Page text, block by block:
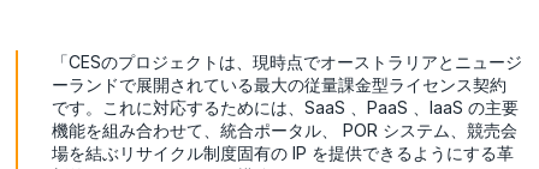
「CESのプロジェクトは、現時点でオーストラリアとニュージ
ーランドで展開されている最大の従量課金型ライセンス契約
です。これに対応するためには、SaaS 、PaaS 、IaaS の主要
機能を組み合わせて、統合ポータル、 POR システム、競売会
場を結ぶリサイクル制度固有の IP を提供できるようにする革